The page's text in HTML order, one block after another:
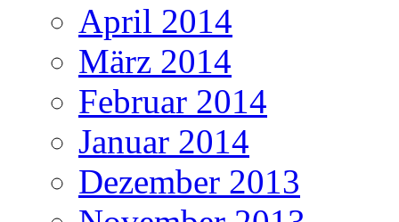
April 2014
März 2014
Februar 2014
Januar 2014
Dezember 2013